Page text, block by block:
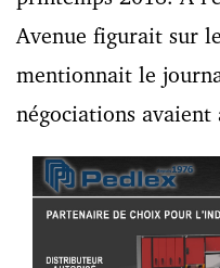
Avenue figurait sur
mentionnait le
négociations avaient